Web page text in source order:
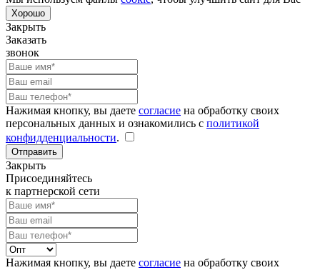
Хорошо
Закрыть
Заказать
звонок
Нажимая кнопку, вы даете согласие на обработку своих
персональных данных и ознакомились с политикой
конфидденциальности.
Отправить
Закрыть
Присоединяйтесь
к партнерской сети
Нажимая кнопку, вы даете согласие на обработку своих